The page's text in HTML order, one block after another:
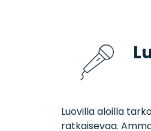
Luovilla aloilla
ratkaisevaa.